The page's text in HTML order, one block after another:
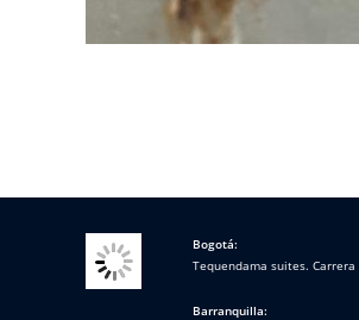
Bogotá:
Tequendama suites.
Barranquilla: